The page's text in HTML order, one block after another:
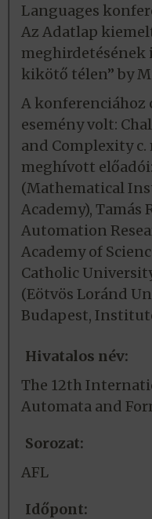
Languages
Az Adatlap
meghirdetésének
kikötő télen” by
A konferenciához
esemény volt:
and Complexity
meghívott
(Mathematical
Academy), Tamás
Automation
Academy of
Catholic
(Eötvös Loránd
Budapest,
Hivatalos név:
The 12th
Automata and
Sorozat:
AFL
Időpont: